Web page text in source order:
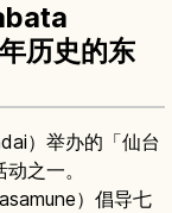
历史的东
）举办的「仙台
之一。
）倡导七